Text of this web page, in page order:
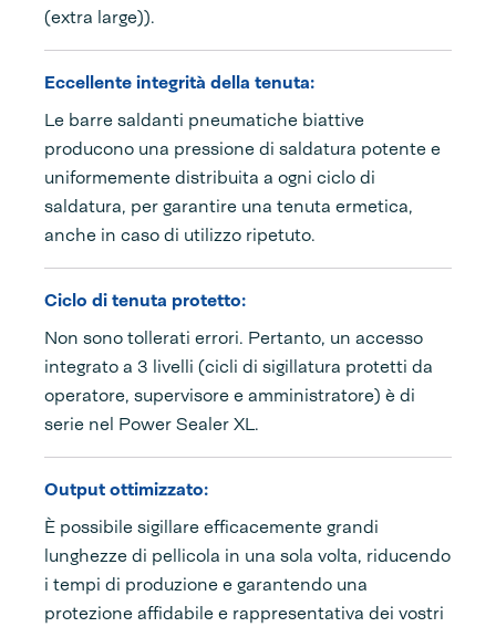
(extra large)).
Eccellente integrità della tenuta:
Le barre saldanti pneumatiche biattive
producono una pressione di saldatura potente e
uniformemente distribuita a ogni ciclo di
saldatura, per garantire una tenuta ermetica,
anche in caso di utilizzo ripetuto.
Ciclo di tenuta protetto:
Non sono tollerati errori. Pertanto, un accesso
integrato a 3 livelli (cicli di sigillatura protetti da
operatore, supervisore e amministratore) è di
serie nel Power Sealer XL.
Output ottimizzato:
È possibile sigillare efficacemente grandi
lunghezze di pellicola in una sola volta, riducendo
i tempi di produzione e garantendo una
protezione affidabile e rappresentativa dei vostri